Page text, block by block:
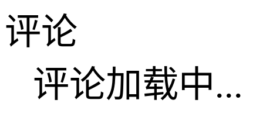
评论
评论加载中...